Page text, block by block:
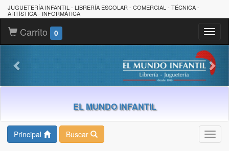
JUGUETERÍA INFANTIL - LIBRERÍA ESCOLAR - COMERCIAL - TÉCNICA -
ARTÍSTICA - INFORMÁTICA
Carrito 0
EL MUNDO INFANTIL
Principal Buscar